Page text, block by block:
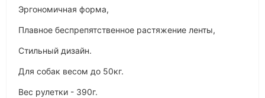
Эргономичная форма,
Плавное беспрепятственное растяжение ленты,
Стильный дизайн.
Для собак весом до 50кг.
Вес рулетки - 390г.